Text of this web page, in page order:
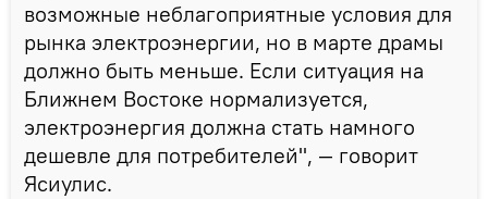
возможные неблагоприятные условия для
рынка электроэнергии, но в марте драмы
должно быть меньше. Если ситуация на
Ближнем Востоке нормализуется,
электроэнергия должна стать намного
дешевле для потребителей", — говорит
Ясиулис.